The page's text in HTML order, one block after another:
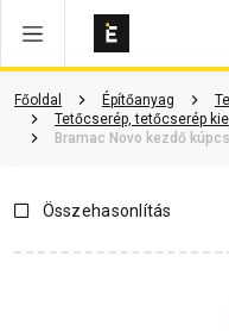
Főoldal Építőanyag
Tetőcserép, tetőcserép
Bramac Novo kezdő
Dokumentumok
Összehasonlítás